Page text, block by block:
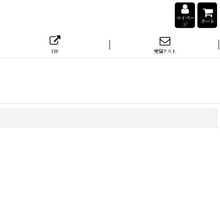
マイペー
ジ
カート
HP 受信テスト